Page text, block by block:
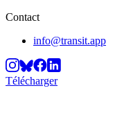
Contact
info@transit.app
Télécharger